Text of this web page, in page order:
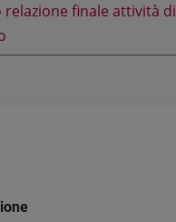
relazione finale attività di